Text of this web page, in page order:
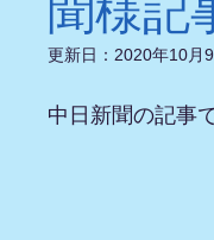
聞様記
更新日： 2020年10月
中日新聞の記事